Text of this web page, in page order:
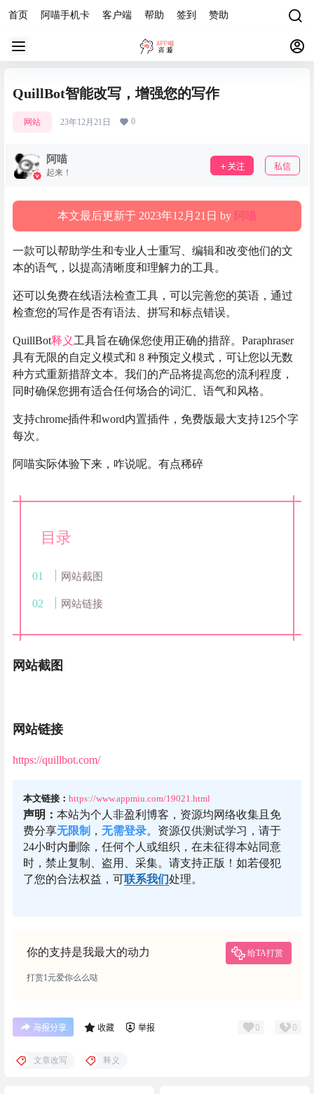
首页 阿喵手机卡 客户端 帮助 签到 赞助
QuillBot智能改写，增强您的写作
网站 23年12月21日 0
阿喵
起来！
关注 私信
本文最后更新于 2023年12月21日 by 阿喵
一款可以帮助学生和专业人士重写、编辑和改变他们的文
本的语气，以提高清晰度和理解力的工具。
还可以免费在线语法检查工具，可以完善您的英语，通过
检查您的写作是否有语法、拼写和标点错误。
QuillBot释义 工具旨在确保您使用正确的措辞。Paraphraser
具有无限的自定义模式和 8 种预定义模式，可让您以无数
种方式重新措辞文本。我们的产品将提高您的流利程度，
同时确保您拥有适合任何场合的词汇、语气和风格。
支持chrome插件和word内置插件，免费版最大支持125个字
每次。
阿喵实际体验下来，咋说呢。有点稀碎
目录
网站截图
网站链接
网站截图
网站链接
https://quillbot.com/
本文链接： https://www.appmiu.com/19021.html
声明： 本站为个人非盈利博客，资源均网络收集且免
费分享无限制 ， 无需登录。资源仅供测试学习，请于
24小时内删除，任何个人或组织，在未征得本站同意
时，禁止复制、盗用、采集。请支持正版！如若侵犯
了您的合法权益，可联系我们处理。
你的支持是我最大的动力 给TA打赏
打赏1元爱你么么哒
海报分享 收藏 举报 0 0
文章改写 释义